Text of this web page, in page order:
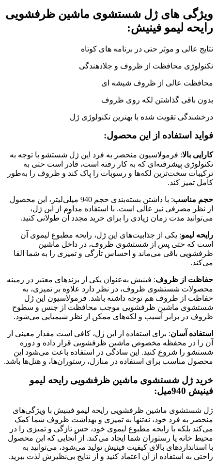
ویژگی های ژل شستشوی ماشین ظرفشویی
رایحه لیمو فینیش:
نتایج عالی و موثر حتی در برنامه های کوتاه
تکنولوژی محافظت از ظروف و جلادهندگی
محافظت عالی از ظروف شیشه ای
بدون باقی گذاشتن لکه روی ظروف
درخشندگی تقویت شده با بهترین تکنولوژی ژل
فواید استفاده از این محصول:
کارایی بالا: فرمولاسیون منحصر به فرد این ژل شستشو با توجه به
تکنولوژی پیشرفته‌ای که به کار رفته است، قادر است حتی به
ترکیبات سخت‌ترین لکه‌ها و رسوبات را پاک کند و ظروف را به‌طور
کامل تمیز کند.
حجم مناسب
: با داشتن بسته‌بندی حجم 940 میلی‌لیتر، این محصول
از نظر مصرفی نیز عالی است. با استفاده مداوم از این ژل،
می‌توانید مدت زمان زیادی را برای خرید مجدد آن طولانی کنید.
رایحه لیمو: یکی از جذابیت‌های این ژل، رایحه مطبوع لیموی آن
است که حتی پس از شستشوی ظروف، در داخل ماشین
ظرفشویی باقی می‌ماند و احساس تازگی و تمیزی را به شما القا
می‌کند.
حفاظت از ظروف: فینیش به‌عنوان یکی از برندهای معتبر در زمینه
محصولات شستشوی ظروف، در نظر دارد علاوه بر تمیزی، به
حفاظت از ظروف هم توجه داشته باشد. فرمولاسیون این ژل
شستشوی ماشین ظرفشویی موجب محافظت از جنس و سطوح
ظروف در برابر آسیب و لکه‌های ممکن از نظر شیمیایی می‌شود.
استفاده آسان: برای استفاده از این ژل، کافی است مقدار معینی از
آن را در محفظه مخصوص ماشین ظرفشویی قرار داده و دوره
شستشو را شروع کنید. این سادگی در استفاده باعث می‌شود این
محصول مناسب برای استفاده در منازل، رستوران‌ها، و هتل‌ها باشد.
خرید ژل شستشوی ماشین ظرفشویی رایحه لیمو
فینیش 940میل:
ژل شستشوی ماشین ظرفشویی رایحه لیمو فینیش با ویژگی‌های
منحصر به فرد خود، نه‌تنها به تمیزی و بهداشت ظروف شما کمک
می‌کند بلکه با رایحه مطبوع لیموی خود، حس تازگی و تمیزی را در
محیط خانه یا رستوران شما ایجاد می‌کند. از آنجایی که این محصول
با استانداردهای بالای کیفیت فینیش تولید می‌شود، می‌توانید به
راحتی به استفاده از آن اعتماد کنید و از نتایج بی‌نظیرش لذت ببرید.